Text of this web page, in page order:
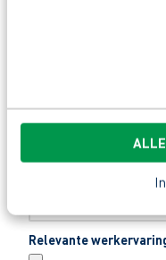
Telefoonnummer*
Relevante